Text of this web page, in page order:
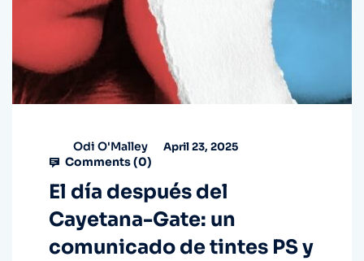
Odi O'Malley April 23, 2025
Comments (0)
El día después del
Cayetana-Gate: un
comunicado de tintes PS y